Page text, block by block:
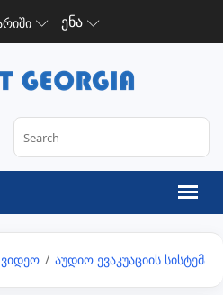
ენა
/ აუდიო ევაკუაციის სისტემა